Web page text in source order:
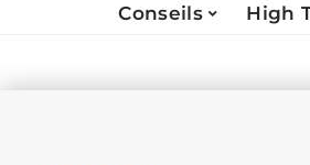
Conseils High